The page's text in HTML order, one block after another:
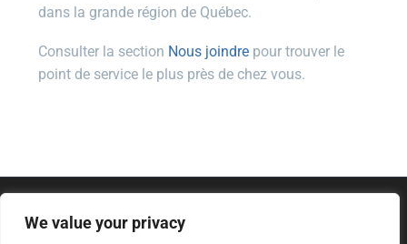
We value your privacy
dans la grande région de Québec.
Consulter la section Nous joindre pour trouver le
point de service le plus près de chez vous.